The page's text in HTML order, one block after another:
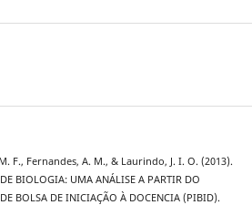
F., Fernandes, A. M., & Laurindo, J. I. O. (2013).
BIOLOGIA: UMA ANÁLISE A PARTIR DO
BOLSA DE INICIAÇÃO À DOCENCIA (PIBID).